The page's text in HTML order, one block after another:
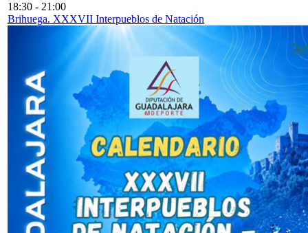
18:30 - 21:00
Brihuega. XXXVII Interpueblos de Natación